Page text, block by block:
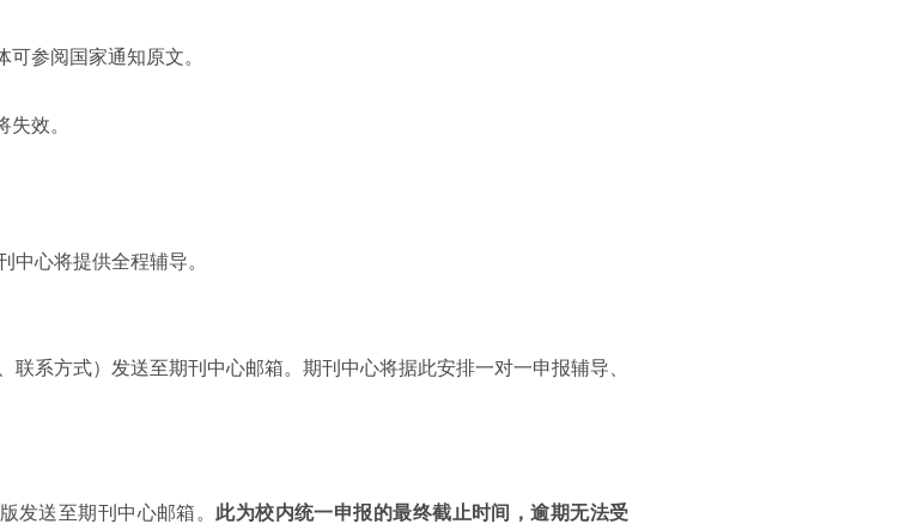
参阅国家通知原文。
效。
中心将提供全程辅导。
系方式）发送至期刊中心邮箱。期刊中心将据此安排一对一申报辅导、
发送至期刊中心邮箱。 此为校内统一申报的最终截止时间，逾期无法受